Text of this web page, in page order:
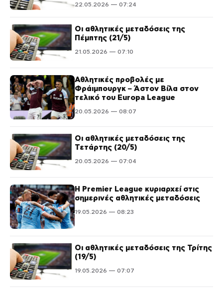
22.05.2026 — 07:24
Οι αθλητικές μεταδόσεις της
Πέμπτης (21/5)
21.05.2026 — 07:10
Αθλητικές προβολές με
Φράιμπουργκ – Άστον Βίλα στον
τελικό του Europa League
20.05.2026 — 08:07
Οι αθλητικές μεταδόσεις της
Τετάρτης (20/5)
20.05.2026 — 07:04
Η Premier League κυριαρχεί στις
σημερινές αθλητικές μεταδόσεις
19.05.2026 — 08:23
Οι αθλητικές μεταδόσεις της Τρίτης
(19/5)
19.05.2026 — 07:07